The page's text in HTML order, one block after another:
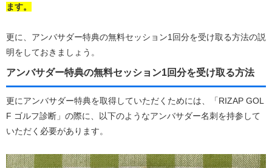
ます。
更に、アンバサダー特典の無料セッション1回分を受け取る方法の説
明をしておきましょう。
アンバサダー特典の無料セッション1回分を受け取る方法
更にアンバサダー特典を取得していただくためには、「RIZAP GOL
F ゴルフ診断」の際に、以下のようなアンバサダー名刺を持参して
いただく必要があります。